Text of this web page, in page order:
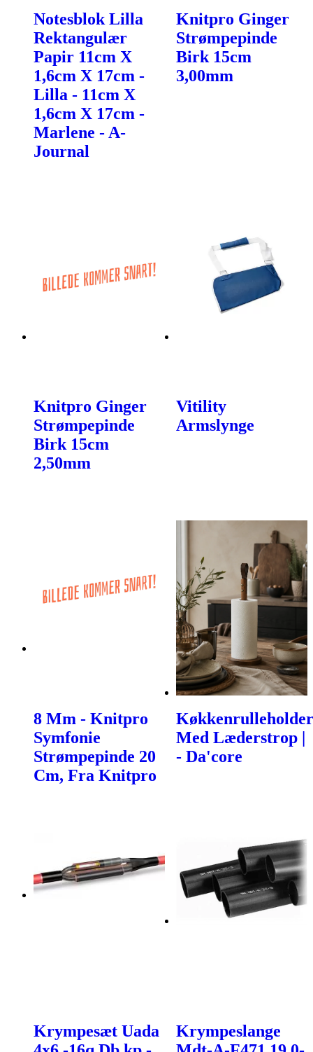
Notesblok Lilla
Rektangulær
Papir 11cm X
1,6cm X 17cm -
Lilla - 11cm X
1,6cm X 17cm -
Marlene - A-
Journal
Knitpro Ginger
Strømpepinde
Birk 15cm
3,00mm
Knitpro Ginger
Strømpepinde
Birk 15cm
2,50mm
Vitility
Armslynge
8 Mm - Knitpro
Symfonie
Strømpepinde 20
Cm, Fra Knitpro
Køkkenrulleholder
Med Læderstrop |
- Da'core
Krympesæt Uada
Krympeslange